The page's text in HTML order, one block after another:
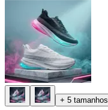
+ 5 tamanhos